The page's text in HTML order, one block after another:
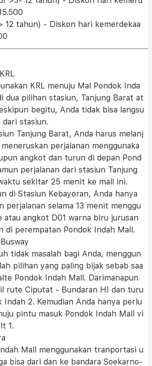
12 tahun) - Diskon hari kemerdekaa
KRL menuju Mal Pondok Inda
dua pilihan stasiun, Tanjung Barat at
begitu, Anda tidak bisa langsu
stasiun.
Tanjung Barat, Anda harus melanj
perjalanan menggunaka
angkot dan turun di depan Pond
perjalanan dari stasiun Tanjung
sekitar 25 menit ke mall ini.
di Stasiun Kebayoran, Anda hanya
perjalanan selama 13 menit menggu
atau angkot D01 warna biru jurusan
di perempatan Pondok Indah Mall.
tidak masalah bagi Anda, menggun
pilihan yang paling bijak sebab saa
Pondok Indah Mall. Darimanapun
rute Ciputat - Bundaran HI dan turu
Indah 2. Kemudian Anda hanya perlu
pintu masuk Pondok Indah Mall vi
1.
Mall menggunakan tranportasi u
bisa dari dan ke bandara Soekarno-